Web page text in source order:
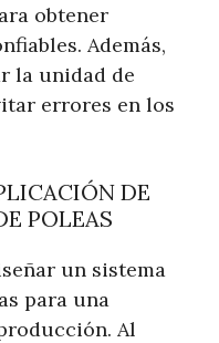
obtener
Además,
la unidad de
errores en los
DE
POLEAS
un sistema
para una
Al